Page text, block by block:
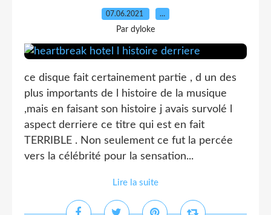
07.06.2021 …
Par dyloke
ce disque fait certainement partie , d un des
plus importants de l histoire de la musique
,mais en faisant son histoire j avais survolé l
aspect derriere ce titre qui est en fait
TERRIBLE . Non seulement ce fut la percée
vers la célébrité pour la sensation...
Lire la suite